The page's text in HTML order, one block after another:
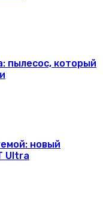
пылесос, который
новый
Ultra